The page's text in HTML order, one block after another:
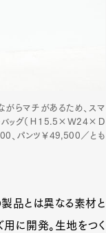
がらマチがあるため、スマ
バッグ（Ｈ15.5×Ｗ24×Ｄ
、パンツ￥49,500／とも
製品とは異なる素材と
に開発。生地をつく